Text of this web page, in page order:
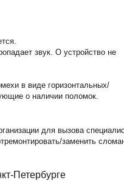
звук. O устройство не
в виде горизонтальных/
о наличии поломок.
для вызова
заменить
Петербурге